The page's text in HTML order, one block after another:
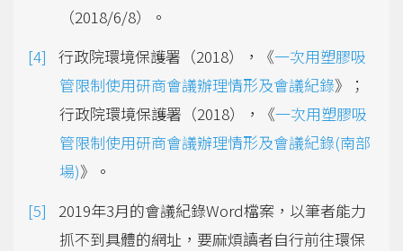
（2018/6/8）。
行政院環境保護署（2018），《一次用塑膠吸
管限制使用研商會議辦理情形及會議紀錄》；
行政院環境保護署（2018），《一次用塑膠吸
管限制使用研商會議辦理情形及會議紀錄(南部
場)》。
2019年3月的會議紀錄Word檔案，以筆者能力
抓不到具體的網址，要麻煩讀者自行前往環保